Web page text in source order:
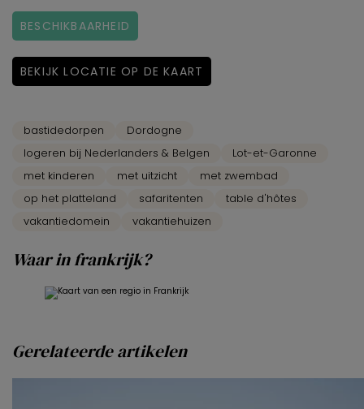
BESCHIKBAARHEID
BEKIJK LOCATIE OP DE KAART
bastidedorpen
Dordogne
logeren bij Nederlanders & Belgen
Lot-et-Garonne
met kinderen
met uitzicht
met zwembad
op het platteland
safaritenten
table d'hôtes
vakantiedomein
vakantiehuizen
Waar in frankrijk?
Gerelateerde artikelen